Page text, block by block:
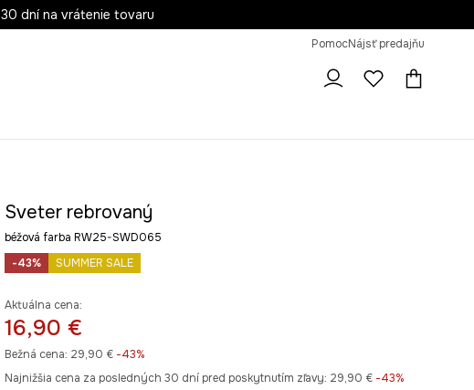
30 dní na vrátenie tovaru
PomocNájsť predajňu
Sveter rebrovaný
béžová farba RW25-SWD065
-43%
SUMMER SALE
Aktuálna cena:
16,90 €
Bežná cena: 29,90 €-43%
Najnižšia cena za posledných 30 dní pred poskytnutím zľavy: 29,90 € -43%